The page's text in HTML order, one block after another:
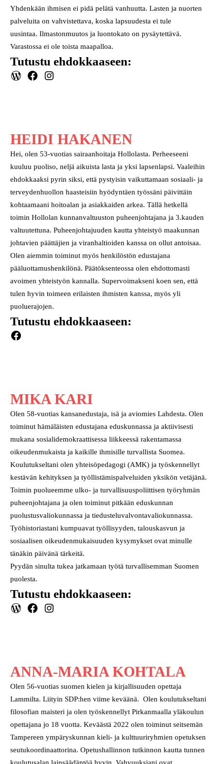
Yhdenkään ihmisen ei pidä pelätä vanhuutta. Lasten ja nuorten
palveluita on vahvistettava, koska lapsuudesta ei tule
uusintaa. Ilmastonmuutos ja luontokato on pysäytettävä.
Varastossa ei ole toista maapalloa.
Tutustu ehdokkaaseen:
WordPress Facebook Instagram
HEIDI HAKANEN
Hei, olen 53-vuotias sairaanhoitaja Hollolasta. Perheeseeni
kuuluu puoliso, neljä aikuista lasta ja yksi lapsenlapsi. Vaaleihin
ehdokkaaksi pyrin siksi, että pystyisin vaikuttamaan sosiaali- ja
terveydenhuollon haasteisiin hyödyntäen työssäni päivittäin
kohtaamaani hoitoalan ja asiakkaiden arkea. Tällä hetkellä
toimin Hollolan kunnanvaltuuston puheenjohtajana ja 3.kauden
valtuutettuna. Puheenjohtajuuden kautta yhteistyö maakunnan
johtavien päättäjien ja viranhaltioiden kanssa on ollut antoisaa.
Olen aiemmin toiminut myös henkilöstön edustajana
pääluottamushenkilönä. Päätöksenteossa olen ehdottomasti
avoimen yhteistyön kannalla. Supervoimakseni koen sen, että
tulen hyvin toimeen erilaisten ihmisten kanssa, myös yli
puoluerajojen.
Tutustu ehdokkaaseen:
Facebook
MIKA KARI
Olen 58-vuotias kansanedustaja, isä ja aviomies Lahdesta. Olen
toiminut hämäläisten edustajana eduskunnassa ja aktiivisesti
mukana sosialidemokraattisessa liikkeessä rakentamassa
oikeudenmukaista ja kaikille ihmisille turvallista Suomea.
Koulutukseltani olen yhteisöpedagogi (AMK) ja työskennellyt
kestävän kehityksen ja työllistämispalveluiden yksikön vetäjänä.
Toimin puolueemme ulko- ja turvallisuuspoliittisen työryhmän
puheenjohtajana ja olen toiminut pitkään eduskunnan
puolustusvaliokunnassa ja tiedusteluvalvontavaliokunnassa.
Työhistoriastani kumpuavat työllisyyden, talouskasvun ja
sosiaalisen oikeudenmukaisuuden kysymykset ovat minulle
tänäkin päivänä tärkeitä.
Pyydän sinulta tukea jatkamaan työtä turvallisemman Suomen
puolesta.
Tutustu ehdokkaaseen:
WordPress Facebook Instagram
ANNA-MARIA KOHTALA
Olen 56-vuotias suomen kielen ja kirjallisuuden opettaja
Lammilta. Liityin SDP:hen viime keväänä. Olen koulutukseltani
filosofian maisteri ja olen työskennellyt Pirkanmaalla yläkoulun
opettajana jo 18 vuotta. Keväästä 2022 olen toiminut seitsemän
Tampereen ympäryskunnan kieli- ja kulttuuriryhmien opetuksen
seutukoordinaattorina. Opetushallinnon tutkinnon kautta tunnen
koulutusalan lainsäädäntöä hyvin. Vahvuuksiani ovat